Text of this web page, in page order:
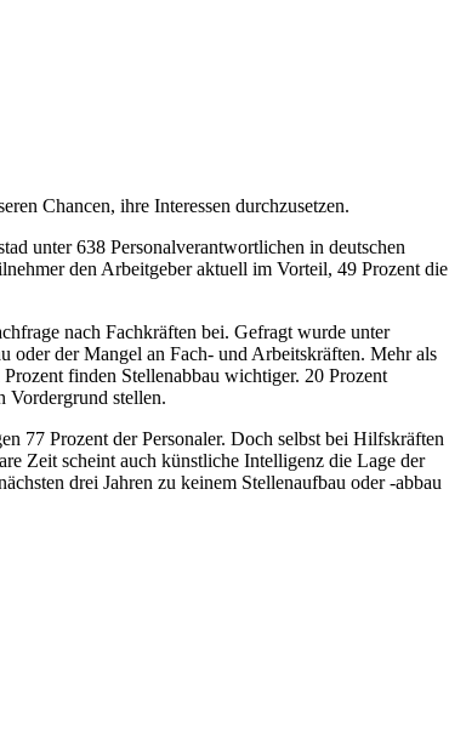
Chancen, ihre Interessen durchzusetzen.
unter 638 Personalverantwortlichen in deutschen
den Arbeitgeber aktuell im Vorteil, 49 Prozent die
nach Fachkräften bei. Gefragt wurde unter
oder der Mangel an Fach- und Arbeitskräften. Mehr als
finden Stellenabbau wichtiger. 20 Prozent
Vordergrund stellen.
77 Prozent der Personaler. Doch selbst bei Hilfskräften
Zeit scheint auch künstliche Intelligenz die Lage der
drei Jahren zu keinem Stellenaufbau oder -abbau